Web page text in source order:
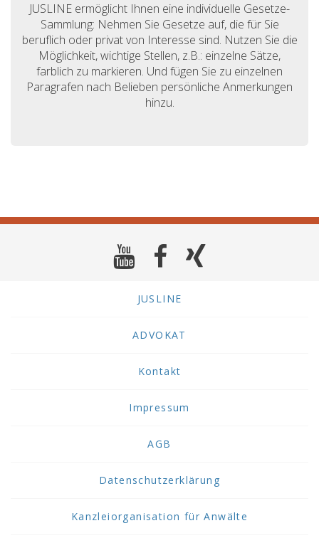
JUSLINE ermöglicht Ihnen eine individuelle Gesetze-
Sammlung: Nehmen Sie Gesetze auf, die für Sie
beruflich oder privat von Interesse sind. Nutzen Sie die
Möglichkeit, wichtige Stellen, z.B.: einzelne Sätze,
farblich zu markieren. Und fügen Sie zu einzelnen
Paragrafen nach Belieben persönliche Anmerkungen
hinzu.
JUSLINE
ADVOKAT
Kontakt
Impressum
AGB
Datenschutzerklärung
Kanzleiorganisation für Anwälte